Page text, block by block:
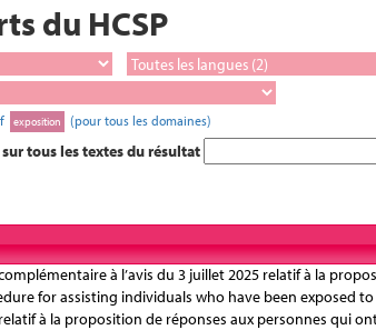
du HCSP
exposition (pour tous les domaines)
tous les textes du résultat
à l’avis du 3 juillet 2025 relatif à la
for assisting individuals who have been exposed
à la proposition de réponses aux personnes qui